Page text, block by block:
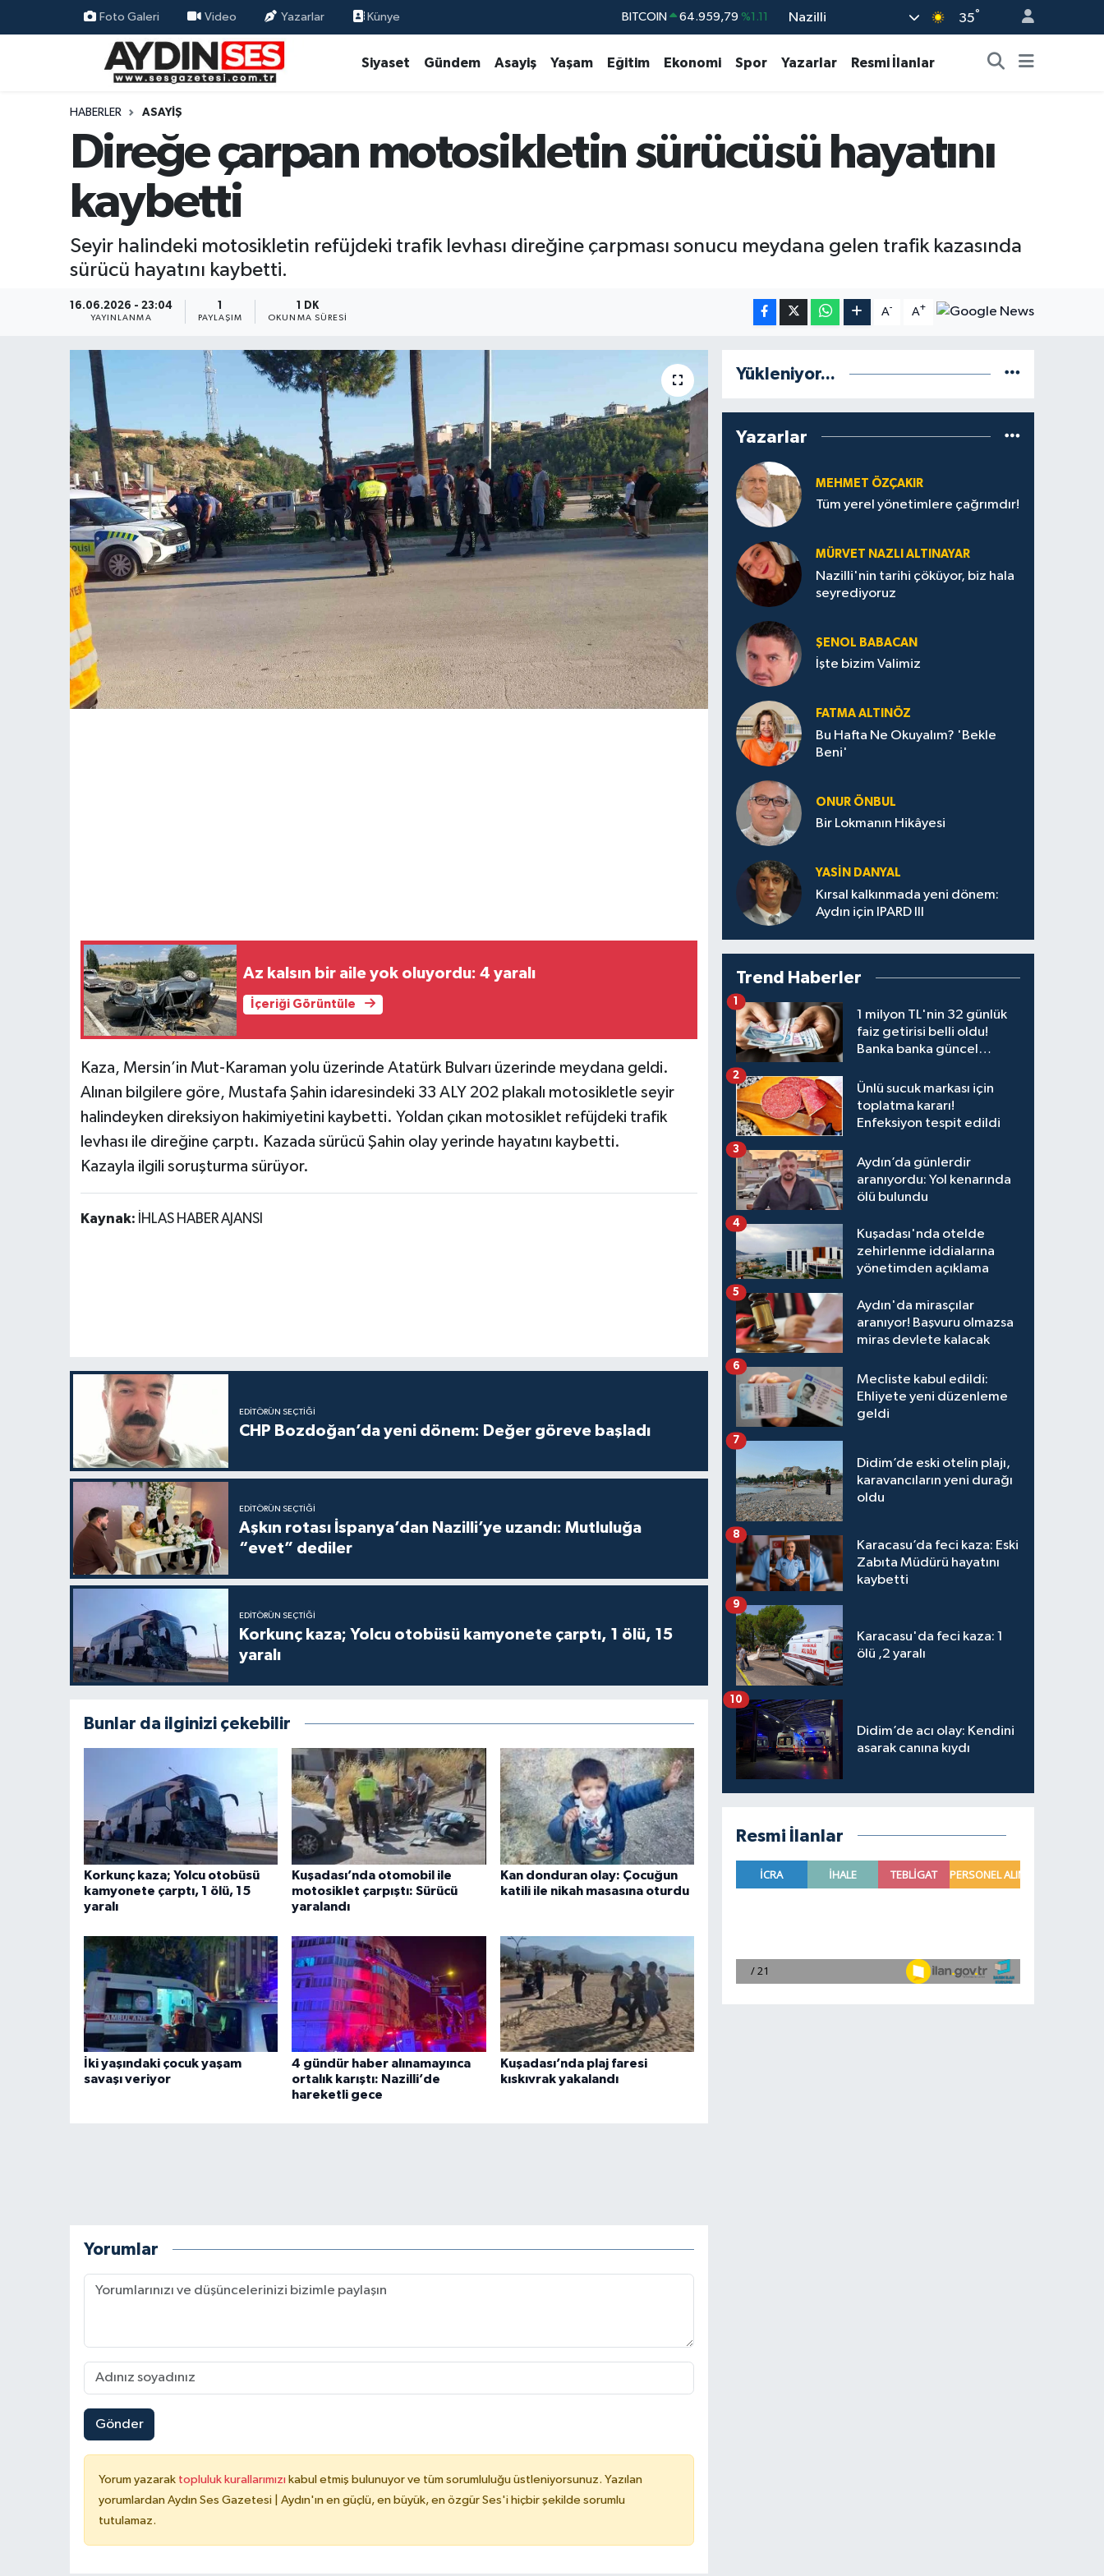
Foto Galeri Video Yazarlar Künye BITCOIN 64.959,79 %1.11
GRAM ALTIN 6660.55 %0.03
BİST100 13.779 %-14
Nazilli 35°
Siyaset Gündem Asayiş Yaşam Eğitim Ekonomi Spor Yazarlar Resmi İlanlar
HABERLER ASAYIŞ
Direğe çarpan motosikletin sürücüsü hayatını
kaybetti
Seyir halindeki motosikletin refüjdeki trafik levhası direğine çarpması sonucu meydana gelen trafik kazasında
sürücü hayatını kaybetti.
16.06.2026 - 23:04
YAYINLANMA PAYLAŞIM
1 DK
OKUNMA SÜRESI
A- A+
Az kalsın bir aile yok oluyordu: 4 yaralı
İçeriği Görüntüle
Kaza, Mersin’in Mut-Karaman yolu üzerinde Atatürk Bulvarı üzerinde meydana geldi.
Alınan bilgilere göre, Mustafa Şahin idaresindeki 33 ALY 202 plakalı motosikletle seyir
halindeyken direksiyon hakimiyetini kaybetti. Yoldan çıkan motosiklet refüjdeki trafik
levhası ile direğine çarptı. Kazada sürücü Şahin olay yerinde hayatını kaybetti.
Kazayla ilgili soruşturma sürüyor.
Kaynak: İHLAS HABER AJANSI
EDITÖRÜN SEÇTIĞI
CHP Bozdoğan’da yeni dönem: Değer göreve başladı
EDITÖRÜN SEÇTIĞI
Aşkın rotası İspanya’dan Nazilli’ye uzandı: Mutluluğa
“evet” dediler
EDITÖRÜN SEÇTIĞI
Korkunç kaza; Yolcu otobüsü kamyonete çarptı, 1 ölü, 15
yaralı
Bunlar da ilginizi çekebilir
Korkunç kaza; Yolcu otobüsü
kamyonete çarptı, 1 ölü, 15
yaralı
Kuşadası’nda otomobil ile
motosiklet çarpıştı: Sürücü
yaralandı
Kan donduran olay: Çocuğun
katili ile nikah masasına oturdu
İki yaşındaki çocuk yaşam
savaşı veriyor
4 gündür haber alınamayınca
ortalık karıştı: Nazilli’de
hareketli gece
Kuşadası’nda plaj faresi
kıskıvrak yakalandı
Yorumlar
Gönder
Yorum yazarak topluluk kurallarımızı kabul etmiş bulunuyor ve tüm sorumluluğu üstleniyorsunuz. Yazılan
yorumlardan Aydın Ses Gazetesi | Aydın'ın en güçlü, en büyük, en özgür Ses'i hiçbir şekilde sorumlu
tutulamaz.
Yükleniyor...
Yazarlar
MEHMET ÖZÇAKIR
Tüm yerel yönetimlere çağrımdır!
MÜRVET NAZLI ALTINAYAR
Nazilli'nin tarihi çöküyor, biz hala
seyrediyoruz
ŞENOL BABACAN
İşte bizim Valimiz
FATMA ALTINÖZ
Bu Hafta Ne Okuyalım? 'Bekle
Beni'
ONUR ÖNBUL
Bir Lokmanın Hikâyesi
YASIN DANYAL
Kırsal kalkınmada yeni dönem:
Aydın için IPARD III
Trend Haberler
1 milyon TL'nin 32 günlük
faiz getirisi belli oldu!
Banka banka güncel
1
Ünlü sucuk markası için
toplatma kararı!
Enfeksiyon tespit edildi
2
Aydın’da günlerdir
aranıyordu: Yol kenarında
ölü bulundu
3
Kuşadası'nda otelde
zehirlenme iddialarına
yönetimden açıklama
4
Aydın'da mirasçılar
aranıyor! Başvuru olmazsa
miras devlete kalacak
5
Mecliste kabul edildi:
Ehliyete yeni düzenleme
geldi
6
Didim’de eski otelin plajı,
karavancıların yeni durağı
oldu
7
Karacasu’da feci kaza: Eski
Zabıta Müdürü hayatını
kaybetti
8
Karacasu'da feci kaza: 1
ölü ,2 yaralı
9
Didim’de acı olay: Kendini
asarak canına kıydı
10
Resmi İlanlar
Siyaset
Ekonomi
Eğitim
Kültür Sanat
Aydın Nöbetçi Eczaneler
Aydın Hava Durumu
Aydin Namaz Vakitleri
Aydın Trafik Yoğunluk Haritası
Süper Lig Puan Durumu ve Fikstür
Tüm Manşetler
Son Dakika Haberleri
Haber Arşivi